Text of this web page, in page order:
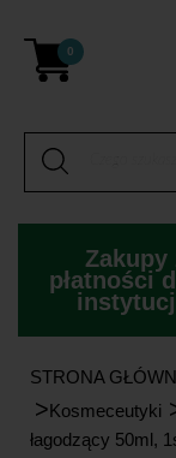
0
płatności
STRONA
>Kosmeceutyki
łagodzący 50ml,